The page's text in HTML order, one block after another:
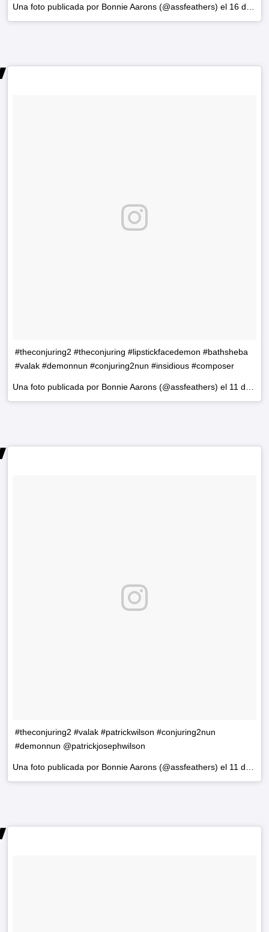
Una foto publicada por Bonnie Aarons (@assfeathers) el 16 de Jun de 2016 a la(s) 1:26 PDT
#theconjuring2 #theconjuring #lipstickfacedemon #bathsheba
#valak #demonnun #conjuring2nun #insidious #composer
Una foto publicada por Bonnie Aarons (@assfeathers) el 11 de Jun de 2016 a la(s) 10:30 PDT
#theconjuring2 #valak #patrickwilson #conjuring2nun
#demonnun @patrickjosephwilson
Una foto publicada por Bonnie Aarons (@assfeathers) el 11 de Jun de 2016 a la(s) 10:26 PDT